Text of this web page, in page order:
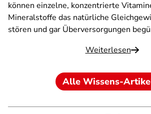
können einzelne, konzentrierte
Mineralstoffe das natürliche
stören und gar Überversorgungen
Weiterlesen
Alle Wissens-